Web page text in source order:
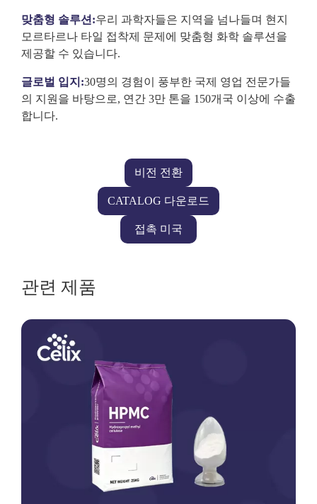
맞춤형 솔루션:우리 과학자들은 지역을 넘나들며 현지
모르타르나 타일 접착제 문제에 맞춤형 화학 솔루션을
제공할 수 있습니다.
글로벌 입지:30명의 경험이 풍부한 국제 영업 전문가들
의 지원을 바탕으로, 연간 3만 톤을 150개국 이상에 수출
합니다.
비전 전환
CATALOG 다운로드
접촉 미국
관련 제품